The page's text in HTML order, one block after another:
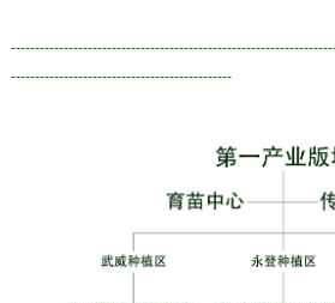
----------------------------------------------